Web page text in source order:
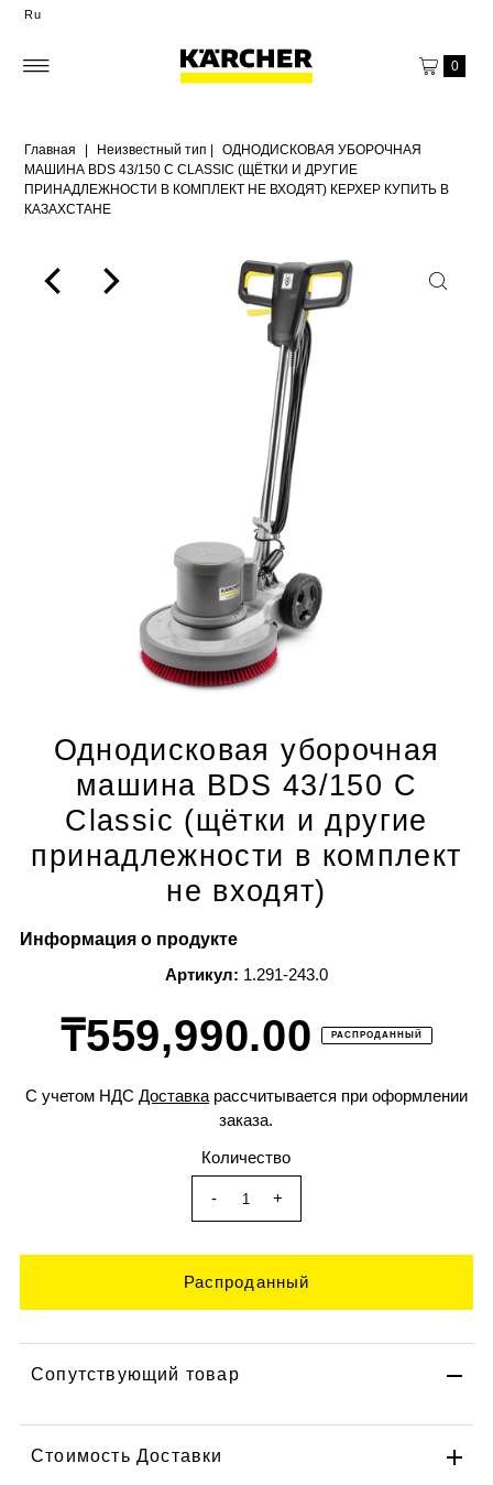
Ru
0
Главная | Неизвестный тип |
ОДНОДИСКОВАЯ УБОРОЧНАЯ
МАШИНА BDS 43/150 C CLASSIC (ЩЁТКИ И ДРУГИЕ
ПРИНАДЛЕЖНОСТИ В КОМПЛЕКТ НЕ ВХОДЯТ) КЕРХЕР КУПИТЬ В
КАЗАХСТАНЕ
Однодисковая уборочная
машина BDS 43/150 C
Classic (щётки и другие
принадлежности в комплект
не входят)
Информация о продукте
Артикул: 1.291-243.0
₸559,990.00 РАСПРОДАННЫЙ
С учетом НДС Доставкарассчитывается при оформлении
заказа.
Количество
- +
Сопутствующий товар
Стоимость Доставки